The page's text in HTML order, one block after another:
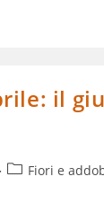
il
Categoria
Fiori e